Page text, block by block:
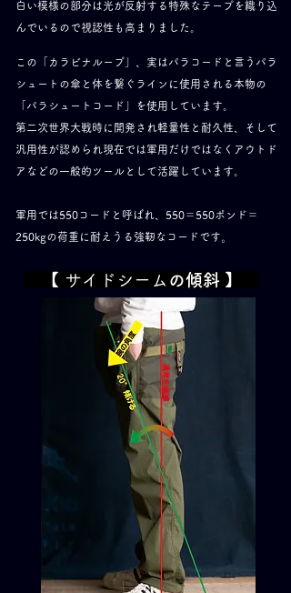
白い模様の部分は光が反射する特殊なテープを織り込
んでいるので​視認性も高まりました。
この「カラビナループ」、実はパラコードと言うパラ
シュートの傘と体を繋ぐ ​ラインに使用される本物の
「パラシュートコード」を使用しています。
第二次世界大戦時に開発され軽量性と耐久性、そして
汎用性が認められ現在では軍用だけではなくアウトド
アなどの一般的ツールとして活躍しています。
​軍用では550コードと呼ばれ、550＝550ポンド＝
250kgの荷重に耐えうる強靭なコードです。
【 サイドシーム の傾斜 】